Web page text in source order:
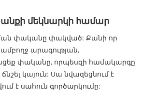
մեկնարկի համար
փականը փակված: Քանի որ
ամբողջ արագության,
փականը, որպեսզի համակարգը
ճնշել կայուն: Սա նվազեցնում է
է սահուն գործարկումը: